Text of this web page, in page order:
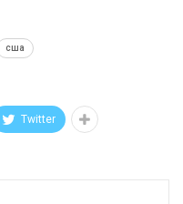
сша
Twitter